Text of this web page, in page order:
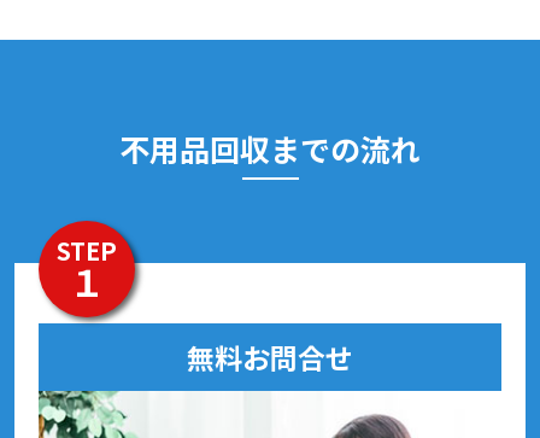
不用品回収までの流れ
STEP
１
無料お問合せ